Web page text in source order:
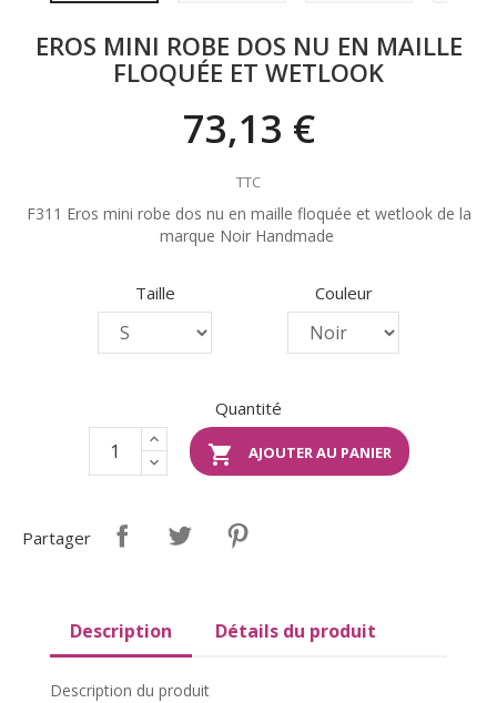
EROS MINI ROBE DOS NU EN MAILLE
FLOQUÉE ET WETLOOK
73,13 €
TTC
F311 Eros mini robe dos nu en maille floquée et wetlook de la
marque Noir Handmade
Taille Couleur
Quantité
 AJOUTER AU PANIER
Partager
Description Détails du produit
Description du produit